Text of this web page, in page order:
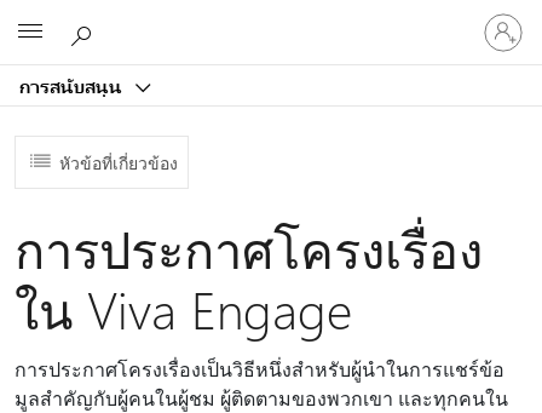
การสนับสนุน
ลงชื่อ
เข้า
บัญชี
หัวข้อที่เกี่ยวข้อง
การประกาศโครงเรื่อง
ใน Viva Engage
การประกาศโครงเรื่องเป็นวิธีหนึ่งสําหรับผู้นําในการแชร์ข้อ
มูลสําคัญกับผู้คนในผู้ชม ผู้ติดตามของพวกเขา และทุกคนใน